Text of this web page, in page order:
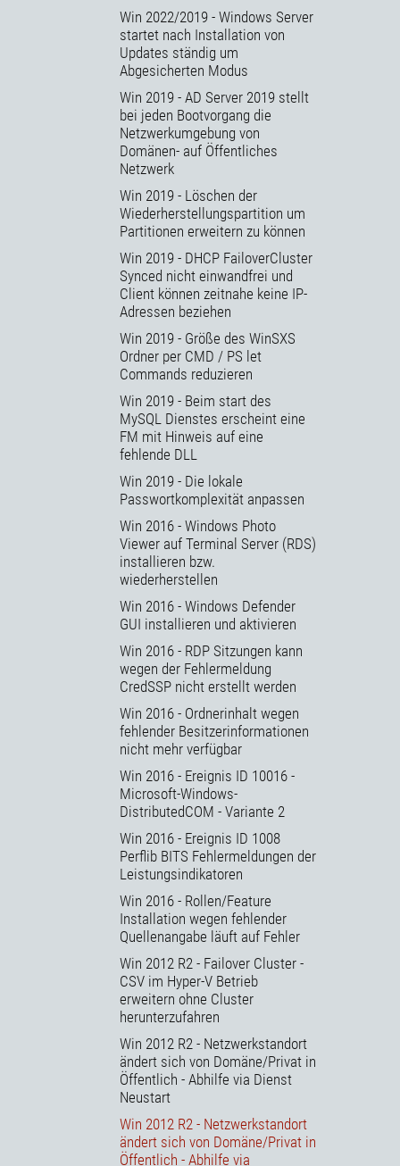
Win 2022/2019 - Windows Server
startet nach Installation von
Updates ständig um
Abgesicherten Modus
Win 2019 - AD Server 2019 stellt
bei jeden Bootvorgang die
Netzwerkumgebung von
Domänen- auf Öffentliches
Netzwerk
Win 2019 - Löschen der
Wiederherstellungspartition um
Partitionen erweitern zu können
Win 2019 - DHCP FailoverCluster
Synced nicht einwandfrei und
Client können zeitnahe keine IP-
Adressen beziehen
Win 2019 - Größe des WinSXS
Ordner per CMD / PS let
Commands reduzieren
Win 2019 - Beim start des
MySQL Dienstes erscheint eine
FM mit Hinweis auf eine
fehlende DLL
Win 2019 - Die lokale
Passwortkomplexität anpassen
Win 2016 - Windows Photo
Viewer auf Terminal Server (RDS)
installieren bzw.
wiederherstellen
Win 2016 - Windows Defender
GUI installieren und aktivieren
Win 2016 - RDP Sitzungen kann
wegen der Fehlermeldung
CredSSP nicht erstellt werden
Win 2016 - Ordnerinhalt wegen
fehlender Besitzerinformationen
nicht mehr verfügbar
Win 2016 - Ereignis ID 10016 -
Microsoft-Windows-
DistributedCOM - Variante 2
Win 2016 - Ereignis ID 1008
Perflib BITS Fehlermeldungen der
Leistungsindikatoren
Win 2016 - Rollen/Feature
Installation wegen fehlender
Quellenangabe läuft auf Fehler
Win 2012 R2 - Failover Cluster -
CSV im Hyper-V Betrieb
erweitern ohne Cluster
herunterzufahren
Win 2012 R2 - Netzwerkstandort
ändert sich von Domäne/Privat in
Öffentlich - Abhilfe via Dienst
Neustart
Win 2012 R2 - Netzwerkstandort
ändert sich von Domäne/Privat in
Öffentlich - Abhilfe via